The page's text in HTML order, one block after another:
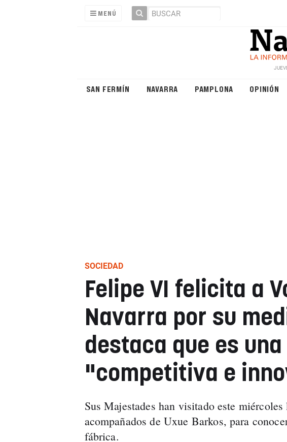
MENÚ
SAN FERMÍN NAVARRA PAMPLONA OPINIÓN
SOCIEDAD
Felipe VI felicita a
Navarra por su
destaca que es
"competitiva e
Sus Majestades han visitado este
acompañados de Uxue Barkos, para
fábrica.